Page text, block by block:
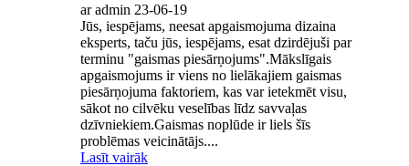
ar admin 23-06-19
Jūs, iespējams, neesat apgaismojuma dizaina
eksperts, taču jūs, iespējams, esat dzirdējuši par
terminu "gaismas piesārņojums".Mākslīgais
apgaismojums ir viens no lielākajiem gaismas
piesārņojuma faktoriem, kas var ietekmēt visu,
sākot no cilvēku veselības līdz savvaļas
dzīvniekiem.Gaismas noplūde ir liels šīs
problēmas veicinātājs....
Lasīt vairāk